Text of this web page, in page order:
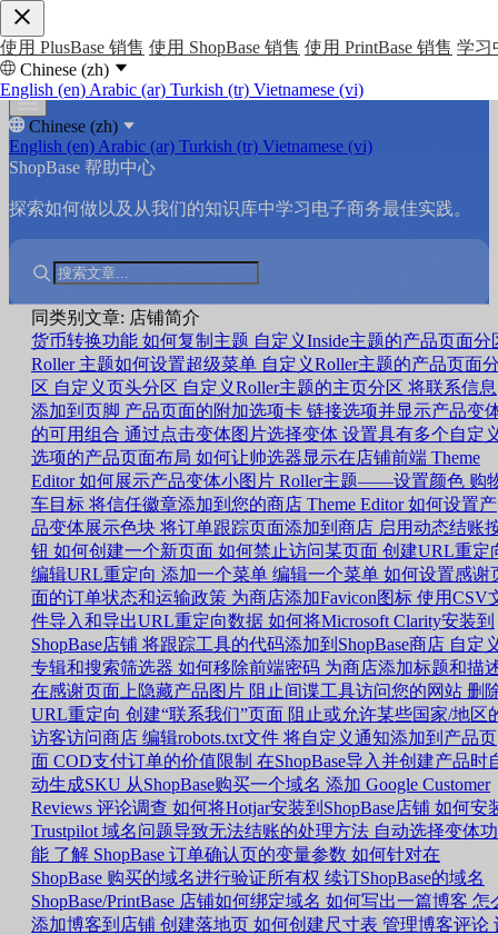
使用 PlusBase 销售 使用 ShopBase 销售 使用 PrintBase 销售 学习
Chinese (zh)
English (en) Arabic (ar) Turkish (tr) Vietnamese (vi)
Chinese (zh)
English (en) Arabic (ar) Turkish (tr) Vietnamese (vi)
ShopBase 帮助中心
探索如何做以及从我们的知识库中学习电子商务最佳实践。
同类别文章: 店铺简介
货币转换功能 如何复制主题 自定义Inside主题的产品页面分
Roller 主题如何设置超级菜单 自定义Roller主题的产品页面
区 自定义页头分区 自定义Roller主题的主页分区 将联系信息
添加到页脚 产品页面的附加选项卡 链接选项并显示产品变
的可用组合 通过点击变体图片选择变体 设置具有多个自定
选项的产品页面布局 如何让帅选器显示在店铺前端 Theme
Editor 如何展示产品变体小图片 Roller主题——设置颜色 购
车目标 将信任徽章添加到您的商店 Theme Editor 如何设置产
品变体展示色块 将订单跟踪页面添加到商店 启用动态结账
钮 如何创建一个新页面 如何禁止访问某页面 创建URL重定
编辑URL重定向 添加一个菜单 编辑一个菜单 如何设置感谢
面的订单状态和运输政策 为商店添加Favicon图标 使用CSV
件导入和导出URL重定向数据 如何将Microsoft Clarity安装到
ShopBase店铺 将跟踪工具的代码添加到ShopBase商店 自定
专辑和搜索筛选器 如何移除前端密码 为商店添加标题和描
在感谢页面上隐藏产品图片 阻止间谍工具访问您的网站 删
URL重定向 创建“联系我们”页面 阻止或允许某些国家/地区
访客访问商店 编辑robots.txt文件 将自定义通知添加到产品页
面 COD支付订单的价值限制 在ShopBase导入并创建产品时
动生成SKU 从ShopBase购买一个域名 添加 Google Customer
Reviews 评论调查 如何将Hotjar安装到ShopBase店铺 如何安
Trustpilot 域名问题导致无法结账的处理方法 自动选择变体功
能 了解 ShopBase 订单确认页的变量参数 如何针对在
ShopBase 购买的域名进行验证所有权 续订ShopBase的域名
ShopBase/PrintBase 店铺如何绑定域名 如何写出一篇博客 怎
添加博客到店铺 创建落地页 如何创建尺寸表 管理博客评论